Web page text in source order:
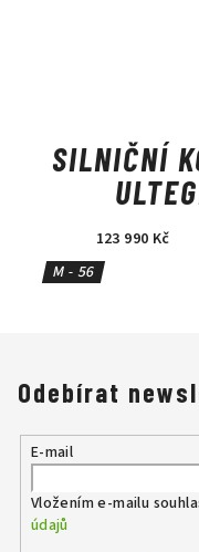
SILNIČNÍ
123 990 Kč
M - 56
Odebírat
E-mail
Vložením e-mailu
údajů